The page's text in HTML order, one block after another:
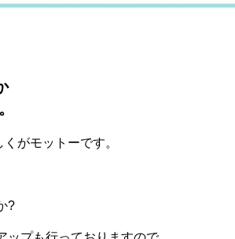
がモットーです。
?